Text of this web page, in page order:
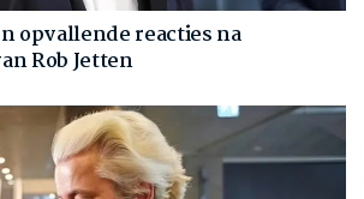
opvallende reacties na
Rob Jetten